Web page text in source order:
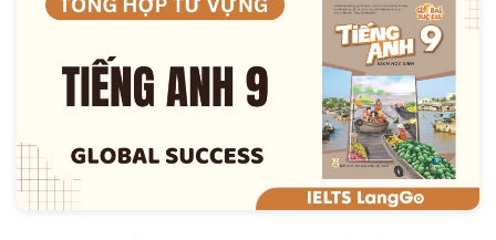
1.7. Từ vựng tiếng Anh lớp 9 Unit 7 - Natural Wonders of
1.8. Từ vựng tiếng Anh lớp 9 Unit 8 - Tourism
1.9. Từ vựng tiếng Anh lớp 9 Unit 9 - World Englishes
1.10. Từ vựng tiếng Anh lớp 9 Unit 10 - Planet Earth
1.11. Từ vựng tiếng Anh lớp 9 Unit 11 - Electronic Devices
1.12. Từ vựng tiếng Anh lớp 9 Unit 12 - Career Choices
2. Gợi ý cách học từ vựng tiếng Anh lớp 9 hiệu quả
3. Bài tập từ vựng tiếng Anh lớp 9 Global Success - có đáp